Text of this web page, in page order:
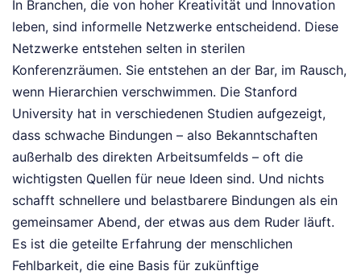
In Branchen, die von hoher Kreativität und Innovation
leben, sind informelle Netzwerke entscheidend. Diese
Netzwerke entstehen selten in sterilen
Konferenzräumen. Sie entstehen an der Bar, im Rausch,
wenn Hierarchien verschwimmen. Die Stanford
University hat in verschiedenen Studien aufgezeigt,
dass schwache Bindungen – also Bekanntschaften
außerhalb des direkten Arbeitsumfelds – oft die
wichtigsten Quellen für neue Ideen sind. Und nichts
schafft schnellere und belastbarere Bindungen als ein
gemeinsamer Abend, der etwas aus dem Ruder läuft.
Es ist die geteilte Erfahrung der menschlichen
Fehlbarkeit, die eine Basis für zukünftige